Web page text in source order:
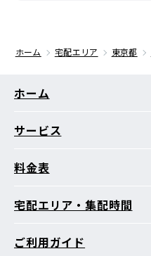
ホーム 宅配エリア 東京都
ホーム
サービス
料金表
宅配エリア・集配時間
ご利用ガイド